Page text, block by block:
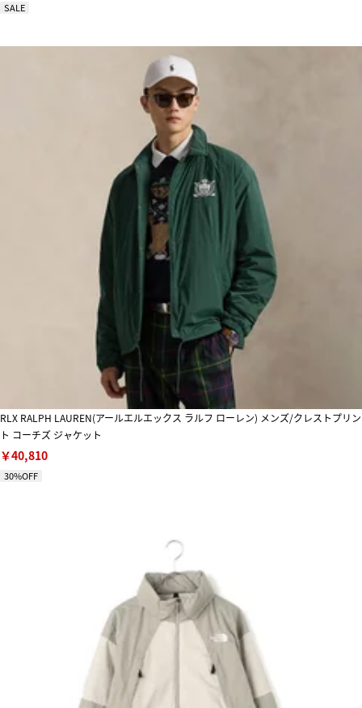
SALE
RLX RALPH LAUREN(アールエルエックス ラルフ ローレン) メンズ/クレストプリン
ト コーチズ ジャケット
￥40,810
30%OFF